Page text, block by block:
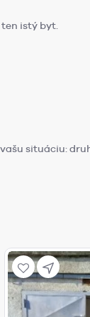
istý byt.
situáciu: